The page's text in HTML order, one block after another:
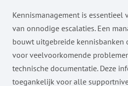
Kennismanagement is essentieel
van onnodige escalaties. Een
bouwt uitgebreide kennisbanken
voor veelvoorkomende
technische documentatie. Deze
toegankelijk voor alle